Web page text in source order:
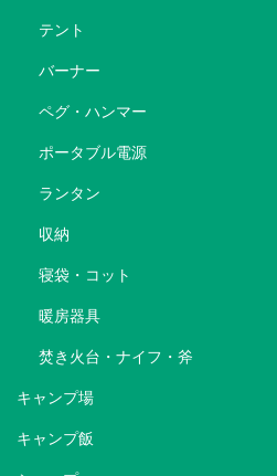
テント
バーナー
ペグ・ハンマー
ポータブル電源
ランタン
収納
寝袋・コット
暖房器具
焚き火台・ナイフ・斧
キャンプ場
キャンプ飯